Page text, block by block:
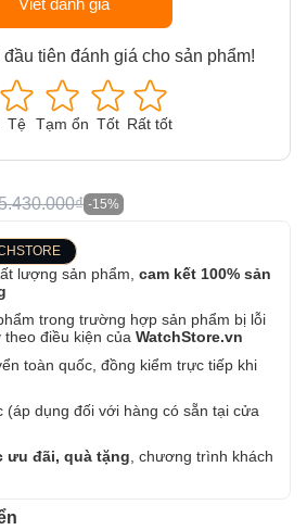
Viết đánh giá
tiên đánh giá cho sản phẩm!
Tệ Tạm ổn Tốt Rất tốt
-15%
lượng sản phẩm, cam kết 100% sản
trong trường hợp sản phẩm bị lỗi
điều kiện của WatchStore.vn
toàn quốc, đồng kiểm trực tiếp khi
(áp dụng đối với hàng có sẵn tại cửa
đãi, quà tặng , chương trình khách